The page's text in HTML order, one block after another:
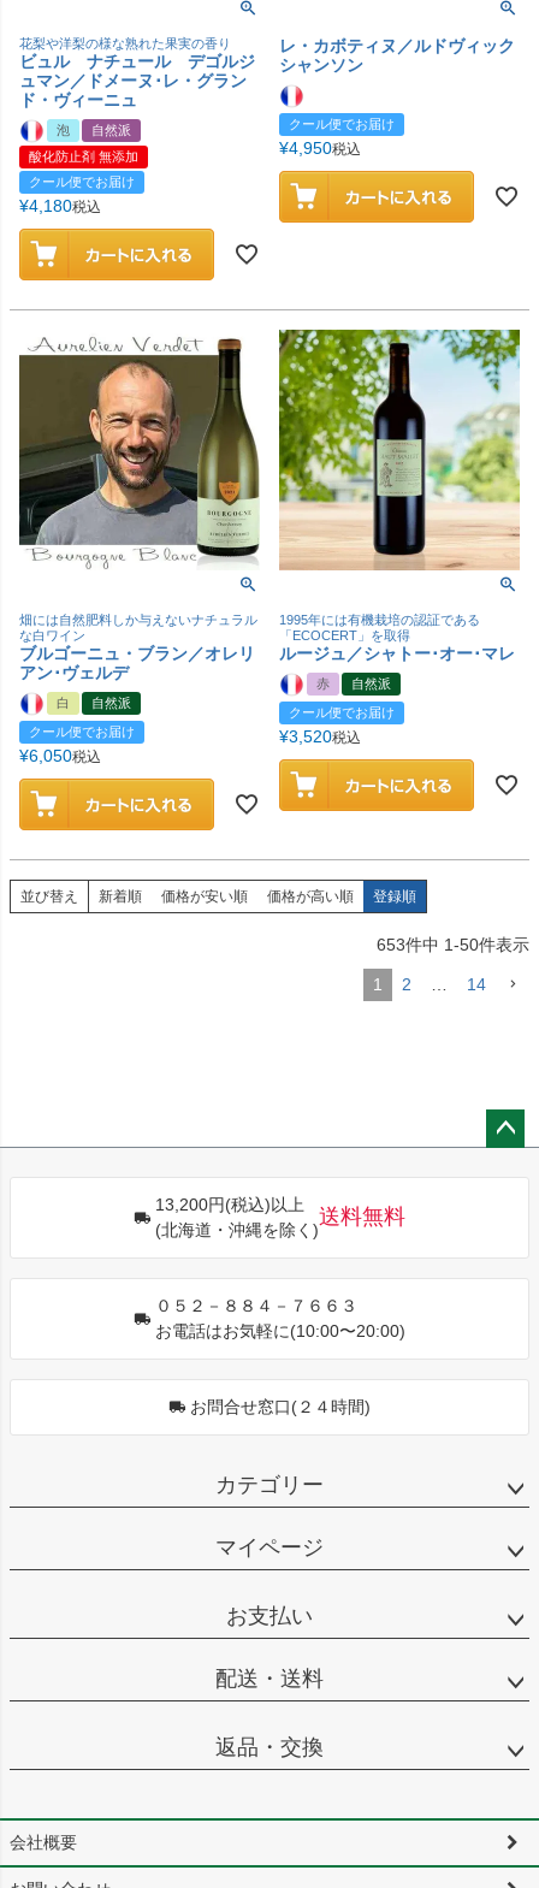
花梨や洋梨の様な熟れた果実の香り
ビュル ナチュール デゴルジ
ュマン／ドメーヌ･レ・グラン
ド・ヴィーニュ
泡
自然派
酸化防止剤 無添加
クール便でお届け
¥4,180税込
レ・カボティヌ／ルドヴィック
シャンソン
クール便でお届け
¥4,950税込
畑には自然肥料しか与えないナチュラル
な白ワイン
ブルゴーニュ・ブラン／オレリ
アン･ヴェルデ
白
自然派
クール便でお届け
¥6,050税込
1995年には有機栽培の認証である
「ECOCERT」を取得
ルージュ／シャトー･オー･マレ
赤
自然派
クール便でお届け
¥3,520税込
並び替え 新着順 価格が安い順 価格が高い順 登録順
653件中 1-50件表示
1 2 14
13,200円(税込)以上
(北海道・沖縄を除く)
送料無料
０５２－８８４－７６６３
お電話はお気軽に(10:00〜20:00)
お問合せ窓口(２４時間)
カテゴリー
マイページ
お支払い
配送・送料
返品・交換
会社概要